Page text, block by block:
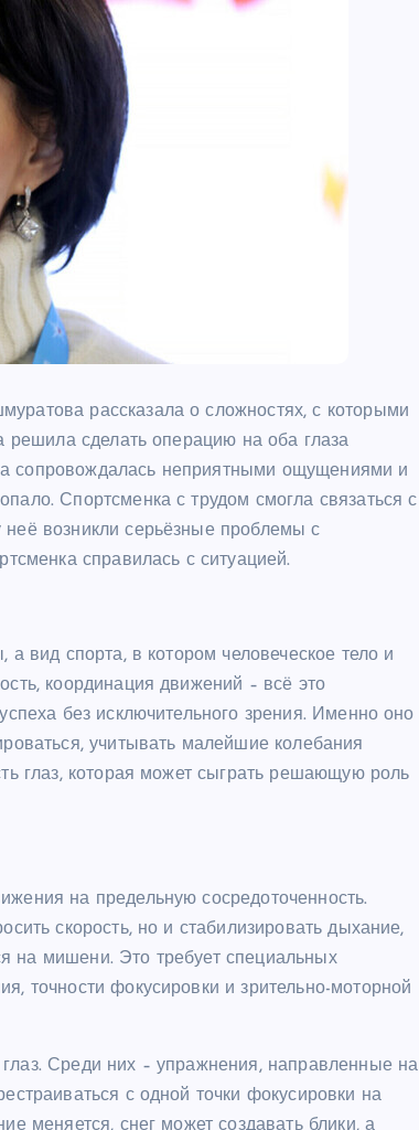
рассказала о сложностях, с которыми
решила сделать операцию на оба глаза
сопровождалась неприятными ощущениями и
Спортсменка с трудом смогла связаться с
возникли серьёзные проблемы с
справилась с ситуацией.
вид спорта, в котором человеческое тело и
координация движений – всё это
без исключительного зрения. Именно оно
учитывать малейшие колебания
глаз, которая может сыграть решающую роль
на предельную сосредоточенность.
скорость, но и стабилизировать дыхание,
на мишени. Это требует специальных
точности фокусировки и зрительно-моторной
Среди них – упражнения, направленные на
с одной точки фокусировки на
меняется, снег может создавать блики, а